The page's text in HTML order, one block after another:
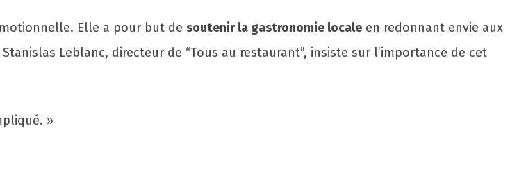
Elle a pour but de soutenir la gastronomie locale en redonnant envie aux
Leblanc, directeur de “Tous au restaurant”, insiste sur l’importance de cet
»